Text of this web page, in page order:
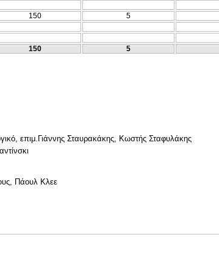
150 5
150 5
επιμ.Γιάννης Σταυρακάκης, Κωστής Σταφυλάκης
Πάουλ Κλεε